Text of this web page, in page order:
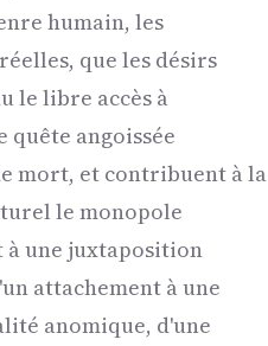
humain, les
que les désirs
le libre accès à
angoissée
mort, et contribuent à la
le monopole
une juxtaposition
attachement à une
anomique, d'une